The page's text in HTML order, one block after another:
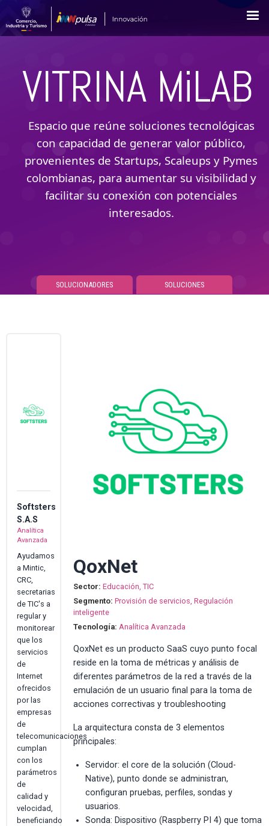
Pasar
al
contenido
VITRINA MiLAB
Espacio que reúne soluciones tecnológicas
con capacidad de generar valor público,
provenientes de Startups, Scaleups y Pymes
colombianas, para aumentar su visibilidad y
facilitar su conexión con potenciales
interesados.
SOLUCIONADORES SOLUCIONES
QoxNet
Sector: Educación, TIC
Segmento: Provisión de servicios, Regulación
inteligente
Tecnología: Analítica Avanzada
QoxNet es un producto SaaS cuyo punto focal
reside en la toma de métricas y análisis de
diferentes parámetros de la red a través de la
emulación de un usuario final para la toma de
acciones correctivas y troubleshooting
La arquitectura consta de 3 elementos
principales:
Servidor: el core de la solución (Cloud-
Native), punto donde se administran,
configuran pruebas, perfiles, sondas y
usuarios.
Sonda: Dispositivo (Raspberry PI 4) que toma
Softsters
S.A.S
Analítica
Avanzada
Ayudamos
a Mintic,
CRC,
secretarias
de TIC's a
regular y
monitorear
que los
servicios
de
Internet
ofrecidos
por las
empresas
de
telecomunicaciones
cumplan
con los
parámetros
de
calidad y
velocidad,
beneficiando